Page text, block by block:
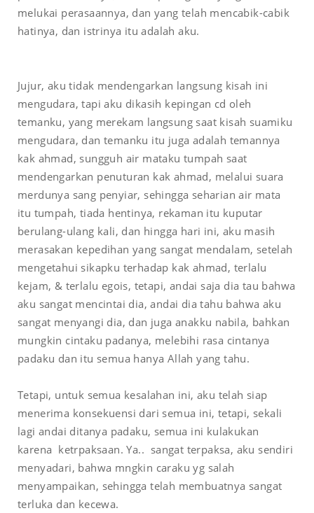
melukai perasaannya, dan yang telah mencabik-cabik
hatinya, dan istrinya itu adalah aku.
Jujur, aku tidak mendengarkan langsung kisah ini
mengudara, tapi aku dikasih kepingan cd oleh
temanku, yang merekam langsung saat kisah suamiku
mengudara, dan temanku itu juga adalah temannya
kak ahmad, sungguh air mataku tumpah saat
mendengarkan penuturan kak ahmad, melalui suara
merdunya sang penyiar, sehingga seharian air mata
itu tumpah, tiada hentinya, rekaman itu kuputar
berulang-ulang kali, dan hingga hari ini, aku masih
merasakan kepedihan yang sangat mendalam, setelah
mengetahui sikapku terhadap kak ahmad, terlalu
kejam, & terlalu egois, tetapi, andai saja dia tau bahwa
aku sangat mencintai dia, andai dia tahu bahwa aku
sangat menyangi dia, dan juga anakku nabila, bahkan
mungkin cintaku padanya, melebihi rasa cintanya
padaku dan itu semua hanya Allah yang tahu.
Tetapi, untuk semua kesalahan ini, aku telah siap
menerima konsekuensi dari semua ini, tetapi, sekali
lagi andai ditanya padaku, semua ini kulakukan
karena ketrpaksaan. Ya.. sangat terpaksa, aku sendiri
menyadari, bahwa mngkin caraku yg salah
menyampaikan, sehingga telah membuatnya sangat
terluka dan kecewa.